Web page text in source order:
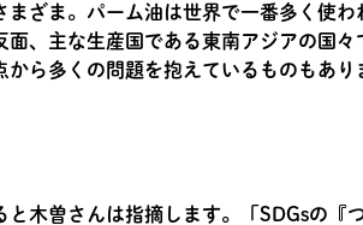
ざま。パーム油は世界で一番多く使
、主な生産国である東南アジアの国
ら多くの問題を抱えているものもあり
木曽さんは指摘します。「SDGsの『